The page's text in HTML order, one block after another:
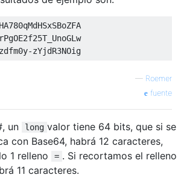
— Roemer
fuente
un long valor tiene 64 bits, que si se
con Base64, habrá 12 caracteres,
1 relleno
= . Si recortamos el relleno
11 caracteres.